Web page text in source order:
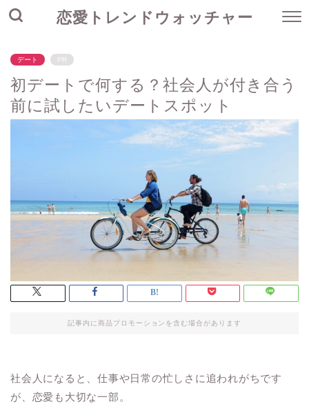
恋愛トレンドウォッチャー
デート PR
初デートで何する？社会人が付き合う
前に試したいデートスポット
記事内に商品プロモーションを含む場合があります
社会人になると、仕事や日常の忙しさに追われがちです
が、恋愛も大切な一部。